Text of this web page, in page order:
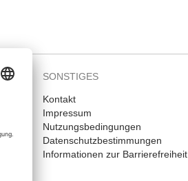
SONSTIGES
Kontakt
Impressum
Nutzungsbedingungen
Datenschutzbestimmungen
Informationen zur Barrierefreiheit